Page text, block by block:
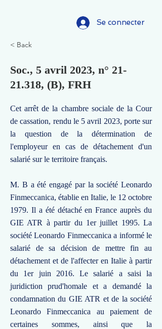
Se connecter
< Back
Soc., 5 avril 2023, n° 21-
21.318, (B), FRH
Cet arrêt de la chambre sociale de la Cour
de cassation, rendu le 5 avril 2023, porte sur
la question de la détermination de
l'employeur en cas de détachement d'un
salarié sur le territoire français.
M. B a été engagé par la société Leonardo
Finmeccanica, établie en Italie, le 12 octobre
1979. Il a été détaché en France auprès du
GIE ATR à partir du 1er juillet 1995. La
société Leonardo Finmeccanica a informé le
salarié de sa décision de mettre fin au
détachement et de l'affecter en Italie à partir
du 1er juin 2016. Le salarié a saisi la
juridiction prud'homale et a demandé la
condamnation du GIE ATR et de la société
Leonardo Finmeccanica au paiement de
certaines sommes, ainsi que la